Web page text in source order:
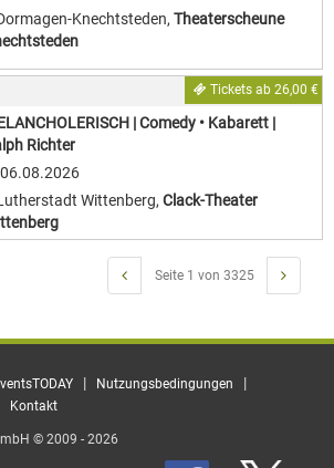
Knechtsteden, Theaterscheune
Tickets ab 26,00 €
| Comedy • Kabarett |
Richter
06.08.2026
Wittenberg, Clack-Theater
Seite 1 von 3325
| Nutzungsbedingungen |
Kontakt
© 2009 - 2026